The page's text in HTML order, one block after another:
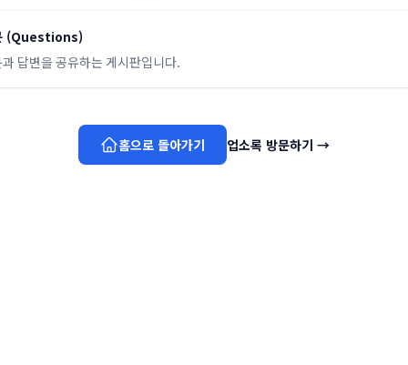
(Questions)
답변을 공유하는 게시판입니다.
홈으로 돌아가기 업소록 방문하기 →